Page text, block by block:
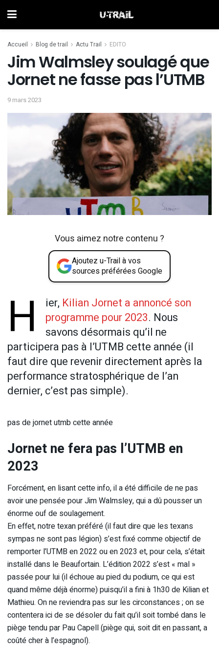
Accueil Blog de trail Actu Trail EDITO
Jim Walmsley soulagé que
Jornet ne fasse pas l’UTMB
9 mars 2023
Vous aimez notre contenu ?
Ajoutez u-Trail à vos
sources préférées Google
H ier, Kilian Jornet a annoncé son
programme pour 2023. Nous
savons désormais qu’il ne
participera pas à l’UTMB cette année (il
faut dire que revenir directement après la
performance stratosphérique de l’an
dernier, c’est pas simple).
pas de jornet utmb cette année
Jornet ne fera pas l’UTMB en
2023
Forcément, en lisant cette info, il a été difficile de ne pas
avoir une pensée pour Jim Walmsley, qui a dû pousser un
énorme ouf de soulagement.
En effet, notre texan préféré (il faut dire que les texans
sympas ne sont pas légion) s’est fixé comme objectif de
remporter l’UTMB en 2022 ou en 2023 et, pour cela, s’était
installé dans le Beaufortain. L’édition 2022 s’est « mal »
passée pour lui (il échoue au pied du podium, ce qui est
quand même déjà énorme) puisqu’il a fini à 1h30 de Kilian et
Mathieu. On ne reviendra pas sur les circonstances ; on se
contentera ici de se désoler du fait qu’il soit tombé dans le
piège tendu par Pau Capell (piège qui, soit dit en passant, a
coûté cher à l’espagnol).